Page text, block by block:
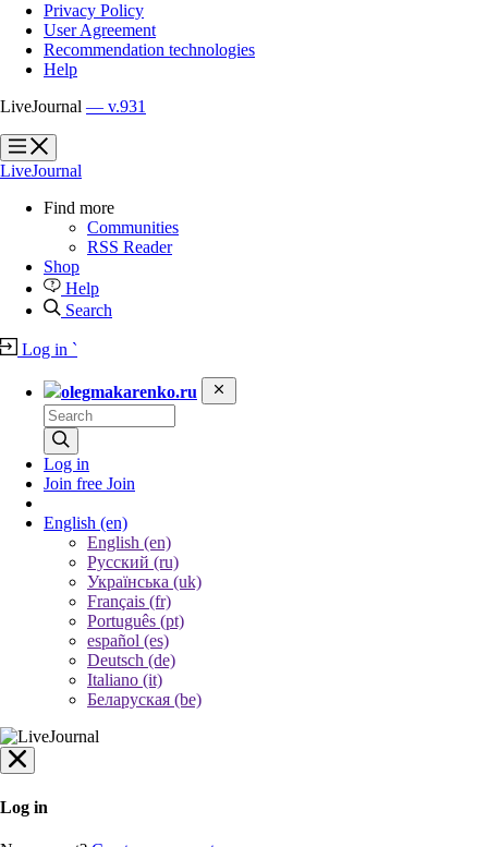
Privacy Policy
User Agreement
Recommendation technologies
Help
LiveJournal — v.931
?
?
LiveJournal
Find more
Communities
RSS Reader
Shop
Help
Search
Log in `
olegmakarenko.ru
Log in
Join free Join
English (en)
English (en)
Русский (ru)
Українська (uk)
Français (fr)
Português (pt)
español (es)
Deutsch (de)
Italiano (it)
Беларуская (be)
Log in